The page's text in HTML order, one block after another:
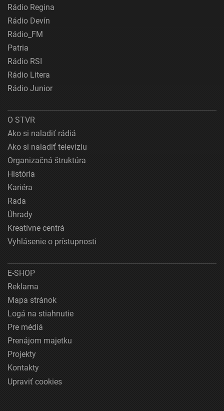
Rádio Regina
Rádio Devín
Rádio_FM
Patria
Rádio RSI
Rádio Litera
Rádio Junior
O STVR
Ako si naladiť rádiá
Ako si naladiť televíziu
Organizačná štruktúra
História
Kariéra
Rada
Úhrady
Kreatívne centrá
Vyhlásenie o prístupnosti
E-SHOP
Reklama
Mapa stránok
Logá na stiahnutie
Pre médiá
Prenájom majetku
Projekty
Kontakty
Upraviť cookies